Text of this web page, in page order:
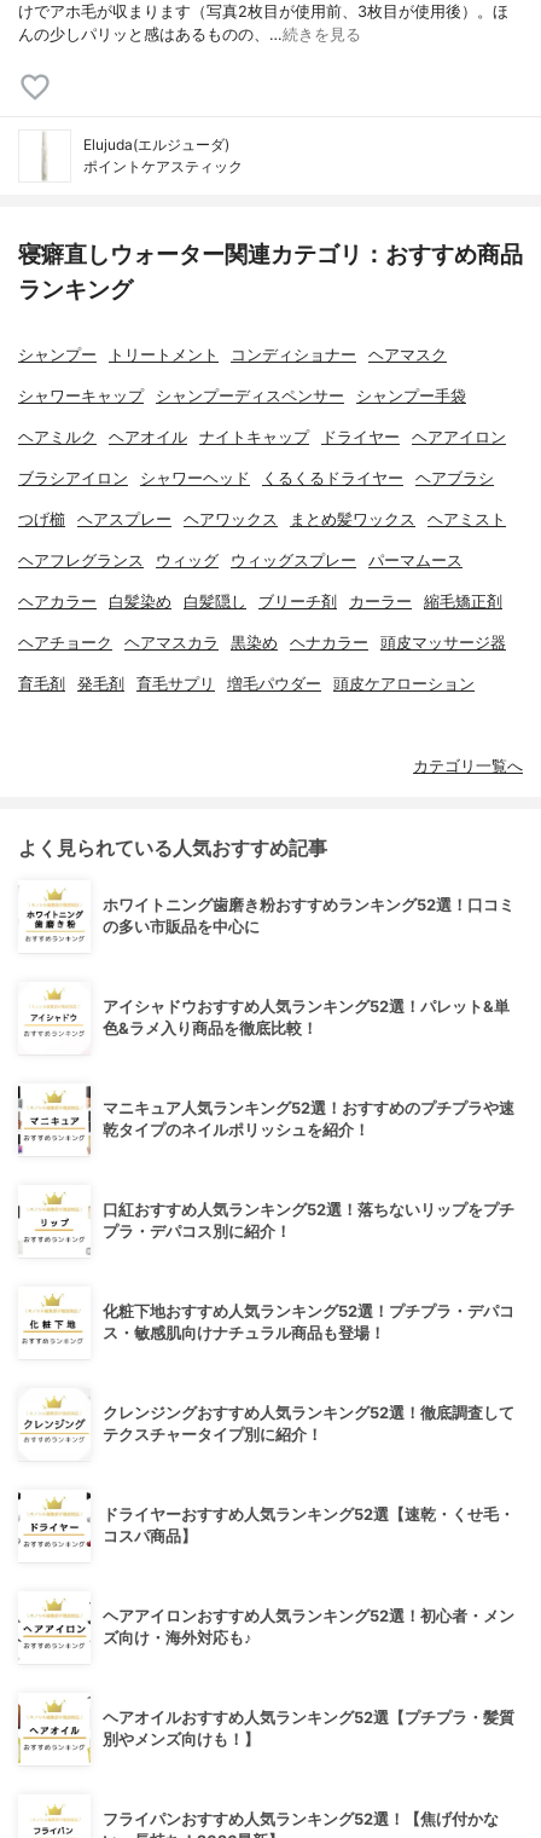
けでアホ毛が収まります（写真2枚目が使用前、3枚目が使用後）。ほ
んの少しパリッと感はあるものの、…続きを見る
Elujuda(エルジューダ)
ポイントケアスティック
寝癖直しウォーター関連カテゴリ：おすすめ商品
ランキング
シャンプー トリートメント コンディショナー ヘアマスク
シャワーキャップ シャンプーディスペンサー シャンプー手袋
ヘアミルク ヘアオイル ナイトキャップ ドライヤー ヘアアイロン
ブラシアイロン シャワーヘッド くるくるドライヤー ヘアブラシ
つげ櫛 ヘアスプレー ヘアワックス まとめ髪ワックス ヘアミスト
ヘアフレグランス ウィッグ ウィッグスプレー パーマムース
ヘアカラー 白髪染め 白髪隠し ブリーチ剤 カーラー 縮毛矯正剤
ヘアチョーク ヘアマスカラ 黒染め ヘナカラー 頭皮マッサージ器
育毛剤 発毛剤 育毛サプリ 増毛パウダー 頭皮ケアローション
カテゴリ一覧へ
よく見られている人気おすすめ記事
ホワイトニング歯磨き粉おすすめランキング52選！口コミ
の多い市販品を中心に
アイシャドウおすすめ人気ランキング52選！パレット&単
色&ラメ入り商品を徹底比較！
マニキュア人気ランキング52選！おすすめのプチプラや速
乾タイプのネイルポリッシュを紹介！
口紅おすすめ人気ランキング52選！落ちないリップをプチ
プラ・デパコス別に紹介！
化粧下地おすすめ人気ランキング52選！プチプラ・デパコ
ス・敏感肌向けナチュラル商品も登場！
クレンジングおすすめ人気ランキング52選！徹底調査して
テクスチャータイプ別に紹介！
ドライヤーおすすめ人気ランキング52選【速乾・くせ毛・
コスパ商品】
ヘアアイロンおすすめ人気ランキング52選！初心者・メン
ズ向け・海外対応も♪
ヘアオイルおすすめ人気ランキング52選【プチプラ・髪質
別やメンズ向けも！】
フライパンおすすめ人気ランキング52選！【焦げ付かな